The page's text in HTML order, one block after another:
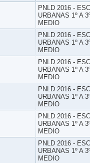
PNLD 2016 -
URBANAS 1º A
MEDIO
PNLD 2016 -
URBANAS 1º A
MEDIO
PNLD 2016 -
URBANAS 1º A
MEDIO
PNLD 2016 -
URBANAS 1º A
MEDIO
PNLD 2016 -
URBANAS 1º A
MEDIO
PNLD 2016 -
URBANAS 1º A
MEDIO